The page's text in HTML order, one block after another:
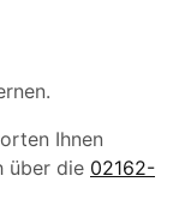
Ihnen
über die 02162-